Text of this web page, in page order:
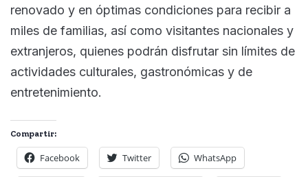
renovado y en óptimas condiciones para recibir a
miles de familias, así como visitantes nacionales y
extranjeros, quienes podrán disfrutar sin límites de
actividades culturales, gastronómicas y de
entretenimiento.
Compartir:
Facebook Twitter WhatsApp